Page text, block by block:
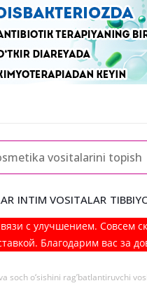
INTIM VOSITALAR
с улучшением.
Благодарим вас за
soch o‘sishini rag’batlantiruvchi